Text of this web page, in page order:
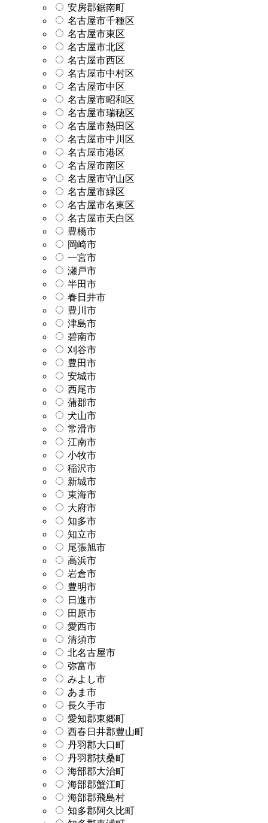
安房郡鋸南町
名古屋市千種区
名古屋市東区
名古屋市北区
名古屋市西区
名古屋市中村区
名古屋市中区
名古屋市昭和区
名古屋市瑞穂区
名古屋市熱田区
名古屋市中川区
名古屋市港区
名古屋市南区
名古屋市守山区
名古屋市緑区
名古屋市名東区
名古屋市天白区
豊橋市
岡崎市
一宮市
瀬戸市
半田市
春日井市
豊川市
津島市
碧南市
刈谷市
豊田市
安城市
西尾市
蒲郡市
犬山市
常滑市
江南市
小牧市
稲沢市
新城市
東海市
大府市
知多市
知立市
尾張旭市
高浜市
岩倉市
豊明市
日進市
田原市
愛西市
清須市
北名古屋市
弥富市
みよし市
あま市
長久手市
愛知郡東郷町
西春日井郡豊山町
丹羽郡大口町
丹羽郡扶桑町
海部郡大治町
海部郡蟹江町
海部郡飛島村
知多郡阿久比町